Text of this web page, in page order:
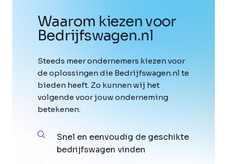
Waarom kiezen voor
Bedrijfswagen.nl
Steeds meer ondernemers kiezen voor
de oplossingen die Bedrijfswagen.nl te
bieden heeft. Zo kunnen wij het
volgende voor jouw onderneming
betekenen.
Snel en eenvoudig de geschikte
bedrijfswagen vinden